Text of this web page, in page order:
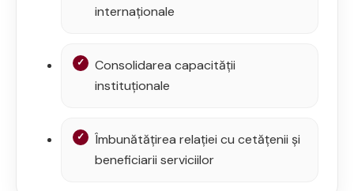
internaționale
Consolidarea capacității
instituționale
Îmbunătățirea relației cu cetățenii și
beneficiarii serviciilor